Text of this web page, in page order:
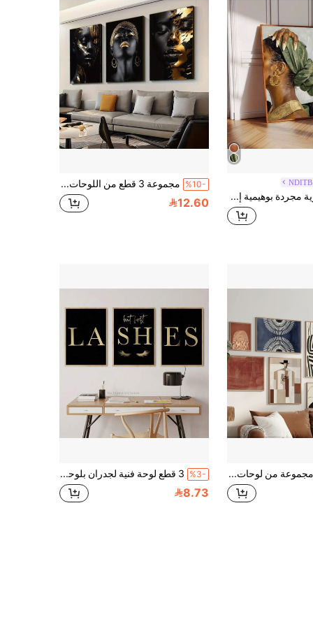
NDITB
لوحة جدارية مجردة بوهيمية إطار/بدون إطار، لوحة رسم امرأة أفريقية عصرية بسيطة، مناسبة للسكن الجامعي والشقة وغرفة المعيشة وغرفة النوم وديكور المنزل الحديث
%10- مجموعة 3 قطع من اللوحات الفنية على قماش المجردة الحديثة - صور نسائية شيك باللونين الأسود والذهبي، لغرف المعيشة والنوم ومكتب المنزل | تصاميم جدارية أنيقة وفنية، صور جدارية لديكور المنزل، بدون إطار
12.60
9 قطعة/مجموعة من لوحات الجدار الفنية العتيقة، مجموعة فنية جدارية حديثة عضوية مؤطرة بألوان الأزرق البحري والأرضي، طباعات فنية تجريدية جاهزة للتعليق، فن بوهيمي، فن جداري متنوع، غير مؤطرة، ديكور غرفة، ديكور المنزل، ديكور شقة الطالب الجامعي، هدايا لديكور الجدران في الفندق والمنزل وغرفة المعيشة والنوم والحمام والمكتب %3- 3 قطع لوحة فنية لجدران بلوحة امتداد رموش كلاسيكية ، تصميم الرموش الذهبية ، ملصقات أفقية مستطيلة بدون إطار لصالون التجميل ، استديو الرموش ، ديكور غرفة المعيشة ، فن استديو الرموش | ديكور جداري أنيق | طباعة فنية عالية الجودة ، لوحة فنية على قماش
8.73